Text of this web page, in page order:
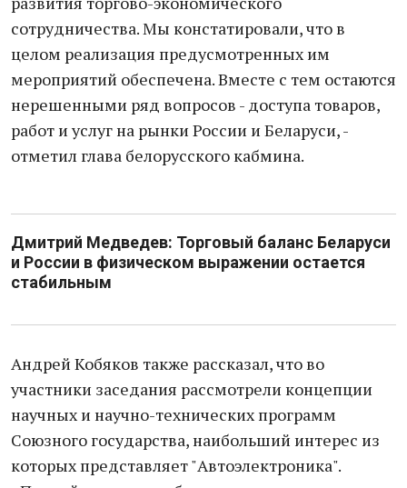
сотрудничества. Мы констатировали, что в
целом реализация предусмотренных им
мероприятий обеспечена. Вместе с тем остаются
нерешенными ряд вопросов - доступа товаров,
работ и услуг на рынки России и Беларуси, -
отметил глава белорусского кабмина.
Дмитрий Медведев: Торговый баланс Беларуси
и России в физическом выражении остается
стабильным
Андрей Кобяков также рассказал, что во
участники заседания рассмотрели концепции
научных и научно-технических программ
Союзного государства, наибольший интерес из
которых представляет "Автоэлектроника".